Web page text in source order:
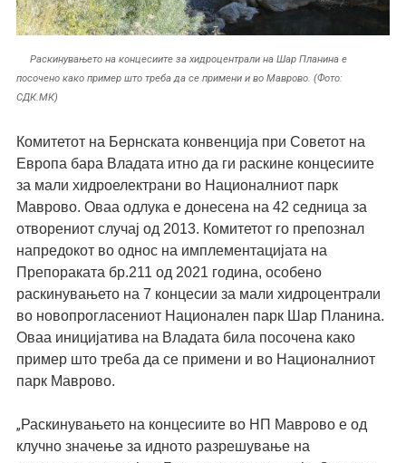
Раскинувањето на концесиите за хидроцентрали на Шар Планина е
посочено како пример што треба да се примени и во Маврово. (Фото:
СДК.МК)
Комитетот на Бернската конвенција при Советот на
Европа бара Владата итно да ги раскине концесиите
за мали хидроелектрани во Националниот парк
Маврово. Оваа одлука е донесена на 42 седница за
отворениот случај од 2013. Комитетот го препознал
напредокот во однос на имплементацијата на
Препораката бр.211 од 2021 година, особено
раскинувањето на 7 концесии за мали хидроцентрали
во новопрогласениот Национален парк Шар Планина.
Оваа иницијатива на Владата била посочена како
пример што треба да се примени и во Националниот
парк Маврово.
„Раскинувањето на концесиите во НП Маврово е од
клучно значење за идното разрешување на